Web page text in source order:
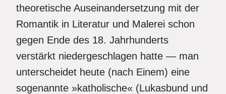
theoretische Auseinandersetzung mit der
Romantik in Literatur und Malerei schon
gegen Ende des 18. Jahrhunderts
verstärkt niedergeschlagen hatte — man
unterscheidet heute (nach Einem) eine
sogenannte »katholische« (Lukasbund und